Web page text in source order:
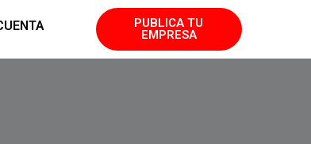
PUBLICA TU
EMPRESA